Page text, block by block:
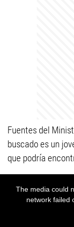
Fuentes del
buscado es un
que podría